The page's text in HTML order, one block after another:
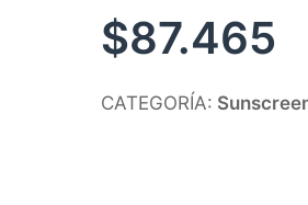
$87.465
CATEGORÍA: